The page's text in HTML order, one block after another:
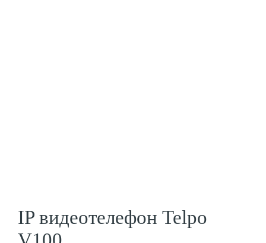
IP видеотелефон Telpo